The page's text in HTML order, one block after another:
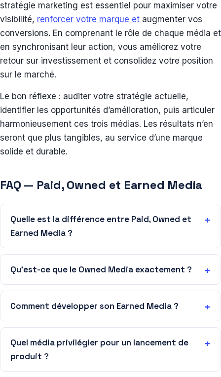
stratégie marketing est essentiel pour maximiser votre
visibilité, renforcer votre marque et augmenter vos
conversions. En comprenant le rôle de chaque média et
en synchronisant leur action, vous améliorez votre
retour sur investissement et consolidez votre position
sur le marché.
Le bon réflexe : auditer votre stratégie actuelle,
identifier les opportunités d’amélioration, puis articuler
harmonieusement ces trois médias. Les résultats n’en
seront que plus tangibles, au service d’une marque
solide et durable.
FAQ — Paid, Owned et Earned Media
Quelle est la différence entre Paid, Owned et
Earned Media ?
Qu’est-ce que le Owned Media exactement ?
Comment développer son Earned Media ?
Quel média privilégier pour un lancement de
produit ?